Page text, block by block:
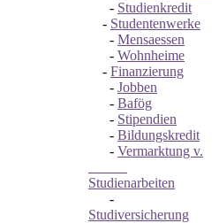
- Studienkredit
- Studentenwerke
- Mensaessen
- Wohnheime
- Finanzierung
- Jobben
- Bafög
- Stipendien
- Bildungskredit
- Vermarktung v.
Studienarbeiten
-
Studiversicherung